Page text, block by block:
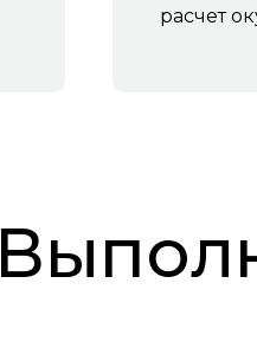
расчет